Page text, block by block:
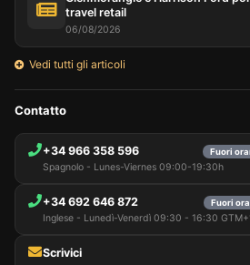
travel retail
06/08/2026
Vedi tutti gli articoli
Contatto
+34 966 358 596 Fuori
Spagnolo - Lunes-Viernes 09:00-19:30h
+34 692 646 872 Fuori
Inglese - Lunedì-Venerdì 09:30 - 16:30
Scrivici